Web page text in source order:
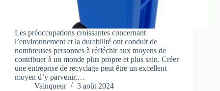
Les préoccupations croissantes concernant
l’environnement et la durabilité ont conduit de
nombreuses personnes à réfléchir aux moyens de
contribuer à un monde plus propre et plus sain. Créer
une entreprise de recyclage peut être un excellent
moyen d’y parvenir,…
Vainqueur
3 août 2024